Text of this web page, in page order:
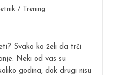
/
Trening
Svako ko želi da trči
Neki od vas su
godina, dok drugi nisu